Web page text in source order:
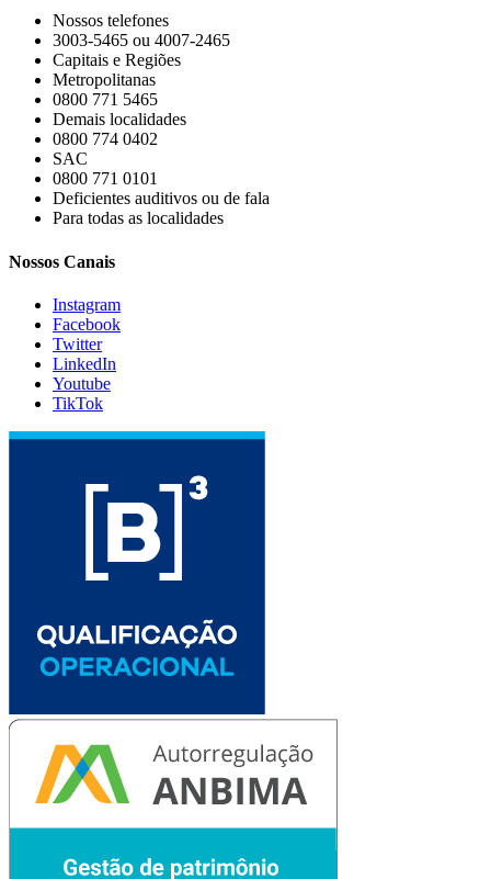
Nossos telefones
3003-5465 ou 4007-2465
Capitais e Regiões
Metropolitanas
0800 771 5465
Demais localidades
0800 774 0402
SAC
0800 771 0101
Deficientes auditivos ou de fala
Para todas as localidades
Nossos Canais
Instagram
Facebook
Twitter
LinkedIn
Youtube
TikTok